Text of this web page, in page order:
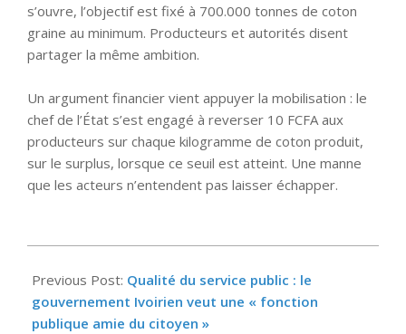
s’ouvre, l’objectif est fixé à 700.000 tonnes de coton
graine au minimum. Producteurs et autorités disent
partager la même ambition.
Un argument financier vient appuyer la mobilisation : le
chef de l’État s’est engagé à reverser 10 FCFA aux
producteurs sur chaque kilogramme de coton produit,
sur le surplus, lorsque ce seuil est atteint. Une manne
que les acteurs n’entendent pas laisser échapper.
06-
17
Previous Post: Qualité du service public : le
gouvernement Ivoirien veut une « fonction
publique amie du citoyen »